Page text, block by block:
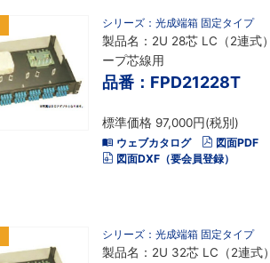
シリーズ：光成端箱 固定タイプ
製品名：2U 28芯 LC（2連式
ープ芯線用
品番：FPD21228T
標準価格 97,000円(税別)
ウェブカタログ
図面PDF
図面DXF（要会員登録）
シリーズ：光成端箱 固定タイプ
製品名：2U 32芯 LC（2連式